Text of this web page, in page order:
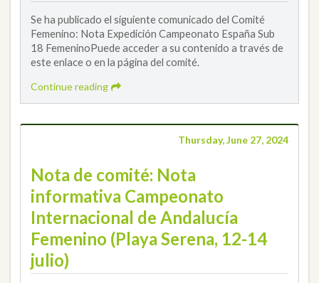
Se ha publicado el siguiente comunicado del Comité
Femenino: Nota Expedición Campeonato España Sub
18 FemeninoPuede acceder a su contenido a través de
este enlace o en la página del comité.
Continue reading
Thursday, June 27, 2024
Nota de comité: Nota
informativa Campeonato
Internacional de Andalucía
Femenino (Playa Serena, 12-14
julio)